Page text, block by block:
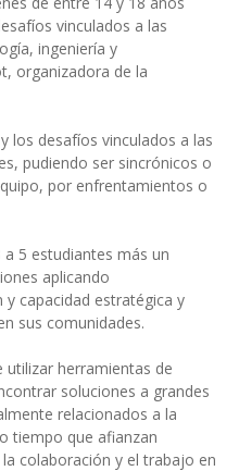
vinculados a las
ingeniería y
organizadora de la
los desafíos vinculados a las
pudiendo ser sincrónicos o
por enfrentamientos o
5 estudiantes más un
aplicando
capacidad estratégica y
sus comunidades.
utilizar herramientas de
soluciones a grandes
relacionados a la
tiempo que afianzan
colaboración y el trabajo en